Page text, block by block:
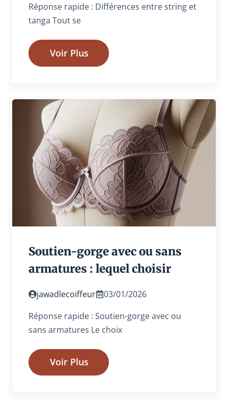
Réponse rapide : Différences entre string et
tanga Tout se
Voir Plus
Soutien-gorge avec ou sans
armatures : lequel choisir
jawadlecoiffeur
03/01/2026
Réponse rapide : Soutien-gorge avec ou
sans armatures Le choix
Voir Plus